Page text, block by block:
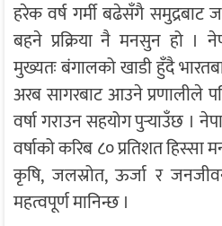
हरेक वर्ष गर्मी बढेसँगै समुद्रबाट
बहने प्रक्रिया नै मनसुन हो ।
मुख्यतः बंगालको खाडी हुँदै
अरब सागरबाट आउने प्रणालीले
वर्षा गराउन सहयोग पुर्‍याउँछ ।
वर्षाको करिब ८० प्रतिशत
कृषि, जलस्रोत, ऊर्जा र
महत्वपूर्ण मानिन्छ ।